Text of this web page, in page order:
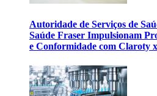
Autoridade de Serviços de
Saúde Fraser Impulsionam
e Conformidade com Claroty